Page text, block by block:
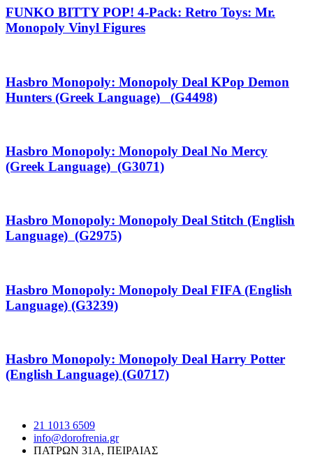
FUNKO BITTY POP! 4-Pack: Retro Toys: Mr.
Monopoly Vinyl Figures
Hasbro Monopoly: Monopoly Deal KPop Demon
Hunters (Greek Language) (G4498)
Hasbro Monopoly: Monopoly Deal No Mercy
(Greek Language) (G3071)
Hasbro Monopoly: Monopoly Deal Stitch (English
Language) (G2975)
Hasbro Monopoly: Monopoly Deal FIFA (English
Language) (G3239)
Hasbro Monopoly: Monopoly Deal Harry Potter
(English Language) (G0717)
21 1013 6509
info@dorofrenia.gr
ΠΑΤΡΩΝ 31Α, ΠΕΙΡΑΙΑΣ